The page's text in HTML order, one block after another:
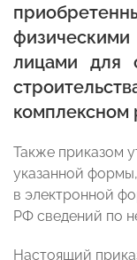
лицами для
комплексном
Также приказом
указанной
в электронной
РФ сведений по
Настоящий